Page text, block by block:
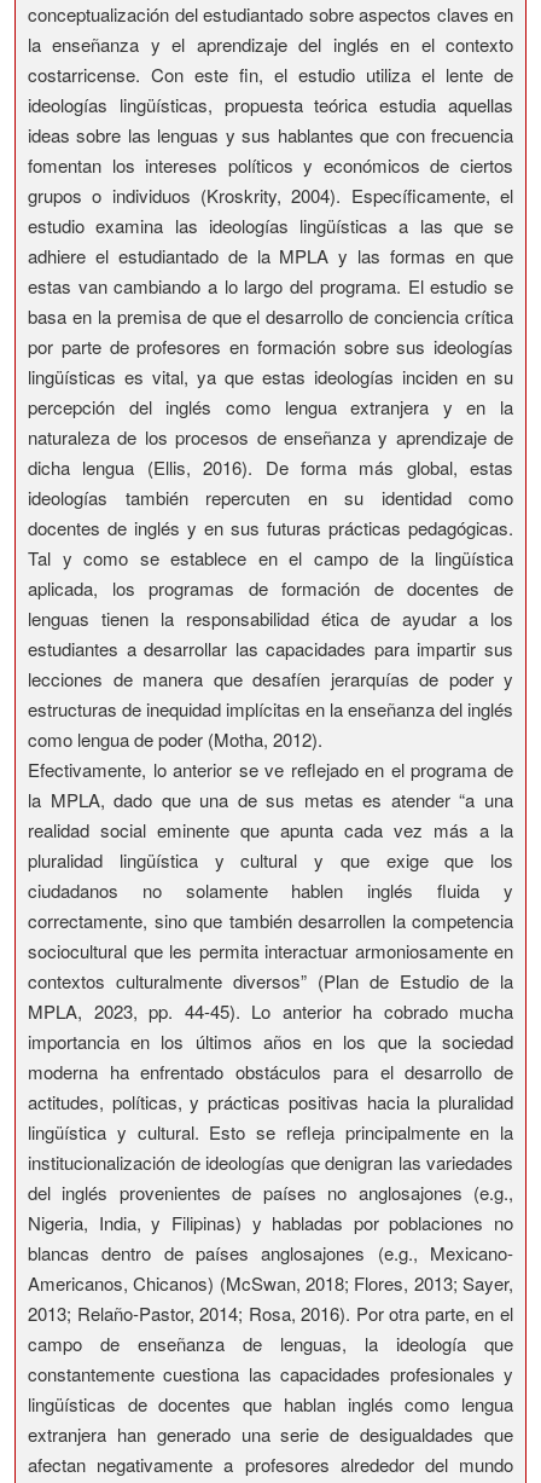
conceptualización del estudiantado sobre aspectos claves en
la enseñanza y el aprendizaje del inglés en el contexto
costarricense. Con este fin, el estudio utiliza el lente de
ideologías lingüísticas, propuesta teórica estudia aquellas
ideas sobre las lenguas y sus hablantes que con frecuencia
fomentan los intereses políticos y económicos de ciertos
grupos o individuos (Kroskrity, 2004). Específicamente, el
estudio examina las ideologías lingüísticas a las que se
adhiere el estudiantado de la MPLA y las formas en que
estas van cambiando a lo largo del programa. El estudio se
basa en la premisa de que el desarrollo de conciencia crítica
por parte de profesores en formación sobre sus ideologías
lingüísticas es vital, ya que estas ideologías inciden en su
percepción del inglés como lengua extranjera y en la
naturaleza de los procesos de enseñanza y aprendizaje de
dicha lengua (Ellis, 2016). De forma más global, estas
ideologías también repercuten en su identidad como
docentes de inglés y en sus futuras prácticas pedagógicas.
Tal y como se establece en el campo de la lingüística
aplicada, los programas de formación de docentes de
lenguas tienen la responsabilidad ética de ayudar a los
estudiantes a desarrollar las capacidades para impartir sus
lecciones de manera que desafíen jerarquías de poder y
estructuras de inequidad implícitas en la enseñanza del inglés
como lengua de poder (Motha, 2012).
Efectivamente, lo anterior se ve reflejado en el programa de
la MPLA, dado que una de sus metas es atender “a una
realidad social eminente que apunta cada vez más a la
pluralidad lingüística y cultural y que exige que los
ciudadanos no solamente hablen inglés fluida y
correctamente, sino que también desarrollen la competencia
sociocultural que les permita interactuar armoniosamente en
contextos culturalmente diversos” (Plan de Estudio de la
MPLA, 2023, pp. 44-45). Lo anterior ha cobrado mucha
importancia en los últimos años en los que la sociedad
moderna ha enfrentado obstáculos para el desarrollo de
actitudes, políticas, y prácticas positivas hacia la pluralidad
lingüística y cultural. Esto se refleja principalmente en la
institucionalización de ideologías que denigran las variedades
del inglés provenientes de países no anglosajones (e.g.,
Nigeria, India, y Filipinas) y habladas por poblaciones no
blancas dentro de países anglosajones (e.g., Mexicano-
Americanos, Chicanos) (McSwan, 2018; Flores, 2013; Sayer,
2013; Relaño-Pastor, 2014; Rosa, 2016). Por otra parte, en el
campo de enseñanza de lenguas, la ideología que
constantemente cuestiona las capacidades profesionales y
lingüísticas de docentes que hablan inglés como lengua
extranjera han generado una serie de desigualdades que
afectan negativamente a profesores alrededor del mundo